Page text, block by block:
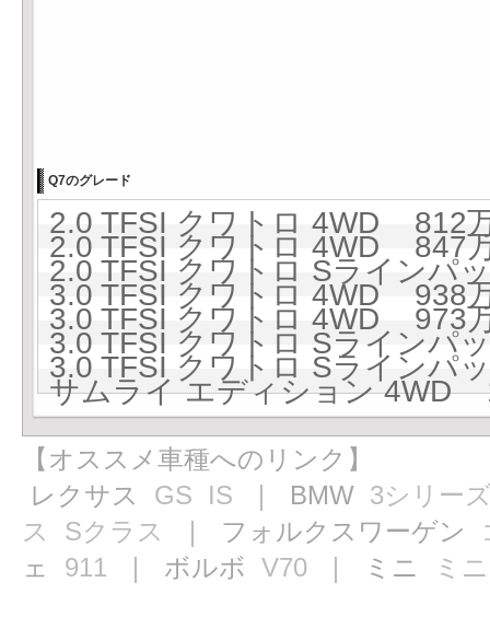
Q7のグレード
2.0 TFSI クワトロ 4WD 812
2.0 TFSI クワトロ 4WD 847
2.0 TFSI クワトロ Sライン
3.0 TFSI クワトロ 4WD 938
3.0 TFSI クワトロ 4WD 973
3.0 TFSI クワトロ Sライン
3.0 TFSI クワトロ Sライン
サムライ エディション 4WD
【オススメ車種へのリンク】
レクサス GS IS ｜ BMW 3シリー
ス
Sクラス ｜ フォルクスワーゲン
ェ 911 ｜ ボルボ V70 ｜ ミニ ミニ